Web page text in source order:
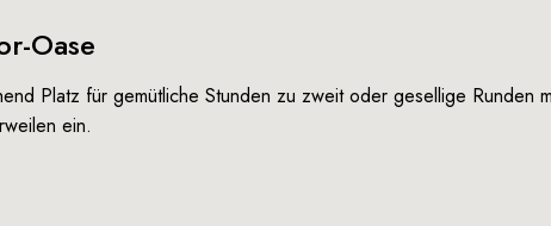
Oase
Platz für gemütliche Stunden zu zweit oder gesellige Runden
ein.